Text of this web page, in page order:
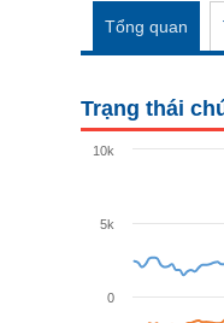
Tổng quan
Trạng thái
0
5k
10k
VS-SECTOR
NGUYÊN VẬT
TIÊU DÙNG
TIÊU DÙNG